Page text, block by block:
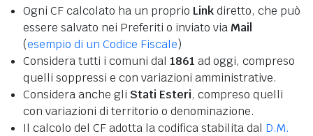
Ogni CF calcolato ha un proprio Linkdiretto, che può
essere salvato nei Preferiti o inviato via Mail
(esempio di un Codice Fiscale)
Considera tutti i comuni dal 1861 ad oggi, compreso
quelli soppressi e con variazioni amministrative.
Considera anche gli Stati Esteri, compreso quelli
con variazioni di territorio o denominazione.
Il calcolo del CF adotta la codifica stabilita dal D.M.